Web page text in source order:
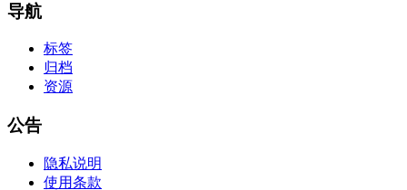
导航
标签
归档
资源
公告
隐私说明
使用条款